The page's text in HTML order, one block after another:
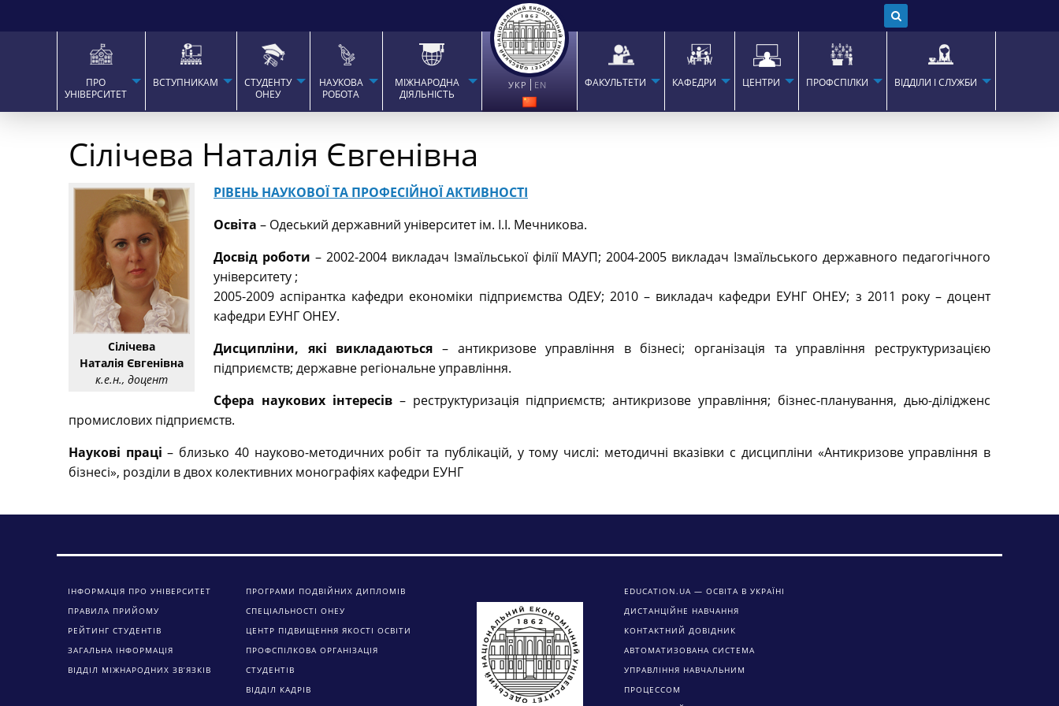
ПРО
УНІВЕРСИТЕТ
ВСТУПНИКАМ
СТУДЕНТУ
ОНЕУ
НАУКОВА
РОБОТА
МІЖНАРОДНА
ДІЯЛЬНІСТЬ
УКР EN ФАКУЛЬТЕТИ КАФЕДРИ ЦЕНТРИ ПРОФСПІЛКИ ВІДДІЛИ І СЛУЖБИ
Сілічева Наталія Євгенівна
Сілічева
Наталія Євгенівна
к.е.н., доцент
РІВЕНЬ НАУКОВОЇ ТА ПРОФЕСІЙНОЇ АКТИВНОСТІ
Освіта – Одеський державний університет ім. І.І. Мечникова.
Досвід роботи – 2002-2004 викладач Ізмаїльської філії МАУП; 2004-2005 викладач Ізмаїльського державного педагогічного
університету ;
2005-2009 аспірантка кафедри економіки підприємства ОДЕУ; 2010 – викладач кафедри ЕУНГ ОНЕУ; з 2011 року – доцент
кафедри ЕУНГ ОНЕУ.
Дисципліни, які викладаються – антикризове управління в бізнесі; організація та управління реструктуризацією
підприємств; державне регіональне управління.
Сфера наукових інтересів– реструктуризація підприємств; антикризове управління; бізнес-планування, дью-ділідженс
промислових підприємств.
Наукові праці – близько 40 науково-методичних робіт та публікацій, у тому числі: методичні вказівки с дисципліни «Антикризове управління в
бізнесі», розділи в двох колективних монографіях кафедри ЕУНГ
ІНФОРМАЦІЯ ПРО УНІВЕРСИТЕТ
ПРАВИЛА ПРИЙОМУ
РЕЙТИНГ СТУДЕНТІВ
ЗАГАЛЬНА ІНФОРМАЦІЯ
ВІДДІЛ МІЖНАРОДНИХ ЗВ’ЯЗКІВ
ПРОГРАМИ ПОДВІЙНИХ ДИПЛОМІВ
СПЕЦІАЛЬНОСТІ ОНЕУ
ЦЕНТР ПІДВИЩЕННЯ ЯКОСТІ ОСВІТИ
ПРОФСПІЛКОВА ОРГАНІЗАЦІЯ
СТУДЕНТІВ
ВІДДІЛ КАДРІВ
EDUCATION.UA — ОСВІТА В УКРАЇНІ
ДИСТАНЦІЙНЕ НАВЧАННЯ
КОНТАКТНИЙ ДОВІДНИК
АВТОМАТИЗОВАНА СИСТЕМА
УПРАВЛІННЯ НАВЧАЛЬНИМ
ПРОЦЕССОМ